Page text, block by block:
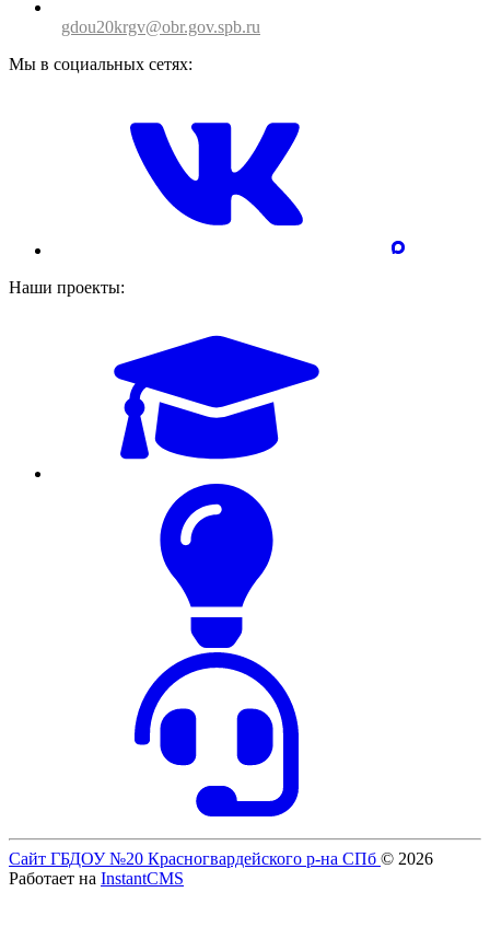
gdou20krgv@obr.gov.spb.ru
Мы в социальных сетях:
Наши проекты:
Сайт ГБДОУ №20 Красногвардейского р-на СПб © 2026
Работает на InstantCMS